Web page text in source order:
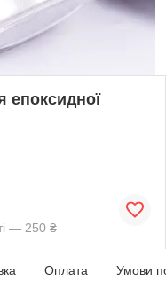
епоксидної
— 250 ₴
Оплата Умови